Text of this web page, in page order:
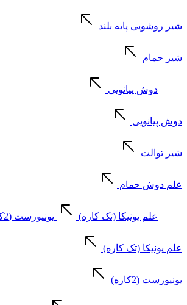
شیر روشویی پایه بلند
شیر حمام
دوش پیانویی
دوش پیانویی
شیر توالت
علم دوش حمام
علم یونیکا (تک کاره) یونیورست (2کاره)
علم یونیکا (تک کاره)
یونیورست (2کاره)